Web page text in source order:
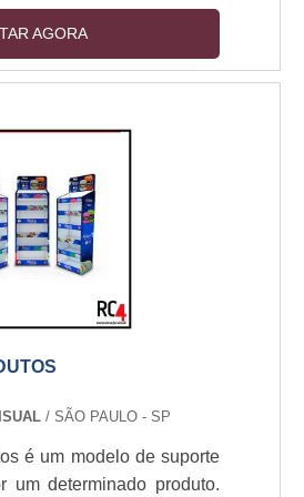
bom para quase todo
aviso. Em diversos tipos
banners x podem ser
X Display clássico
AGORA
/ SÃO PAULO - SP
é um modelo de suporte
um determinado produto.